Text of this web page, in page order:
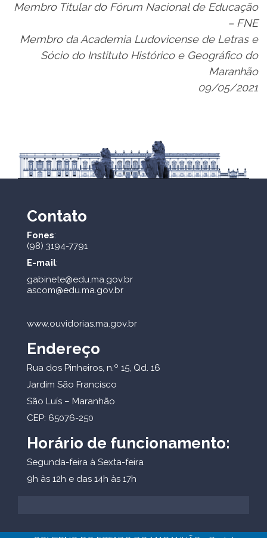
Membro Titular do Fórum Nacional de Educação
– FNE
Membro da Academia Ludovicense de Letras e
Sócio do Instituto Histórico e Geográfico do
Maranhão
09/05/2021
Contato
Fones:
(98) 3194-7791
E-mail:
gabinete@edu.ma.gov.br
ascom@edu.ma.gov.br
www.ouvidorias.ma.gov.br
Endereço
Rua dos Pinheiros, n.º 15, Qd. 16
Jardim São Francisco
São Luís – Maranhão
CEP: 65076-250
Horário de funcionamento:
Segunda-feira à Sexta-feira
9h às 12h e das 14h às 17h